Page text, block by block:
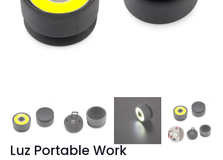
Luz Portable Work